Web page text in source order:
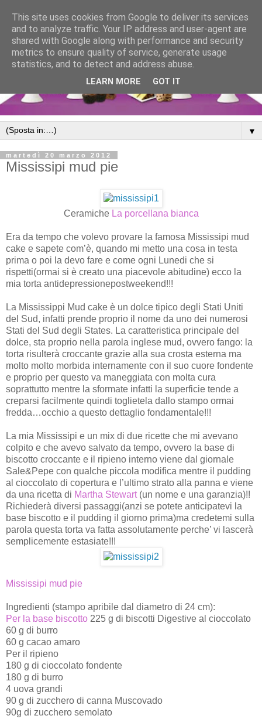
▼
martedì 20 marzo 2012
Mississipi mud pie
Ceramiche La porcellana bianca
Era da tempo che volevo provare la famosa Mississipi mud
cake e sapete com’è, quando mi metto una cosa in testa
prima o poi la devo fare e come ogni Lunedi che si
rispetti(ormai si è creato una piacevole abitudine) ecco la
mia torta antidepressionepostweekend!!!
La Mississippi Mud cake è un dolce tipico degli Stati Uniti
del Sud, infatti prende proprio il nome da uno dei numerosi
Stati del Sud degli States. La caratteristica principale del
dolce, sta proprio nella parola inglese mud, ovvero fango: la
torta risulterà croccante grazie alla sua crosta esterna ma
molto molto morbida internamente con il suo cuore fondente
e proprio per questo va maneggiata con molta cura
soprattutto mentre la sformate infatti la superficie tende a
creparsi facilmente quindi toglietela dallo stampo ormai
fredda…occhio a questo dettaglio fondamentale!!!
La mia Mississipi e un mix di due ricette che mi avevano
colpito e che avevo salvato da tempo, ovvero la base di
biscotto croccante e il ripieno interno viene dal giornale
Sale&Pepe con qualche piccola modifica mentre il pudding
al cioccolato di copertura e l’ultimo strato alla panna e viene
da una ricetta di Martha Stewart(un nome e una garanzia)!!
Richiederà diversi passaggi(anzi se potete anticipatevi la
base biscotto e il pudding il giorno prima)ma credetemi sulla
parola questa torta va fatta assolutamente perche’ vi lascerà
semplicemente estasiate!!!
Mississipi mud pie
Ingredienti (stampo apribile dal diametro di 24 cm):
Per la base biscotto 225 g di biscotti Digestive al cioccolato
60 g di burro
60 g cacao amaro
Per il ripieno
180 g di cioccolato fondente
180 g di burro
4 uova grandi
90 g di zucchero di canna Muscovado
90g di zucchero semolato
This site uses cookies from Google to deliver its services
and to analyze traffic. Your IP address and user-agent are
shared with Google along with performance and security
metrics to ensure quality of service, generate usage
statistics, and to detect and address abuse.
LEARN MORE GOT IT